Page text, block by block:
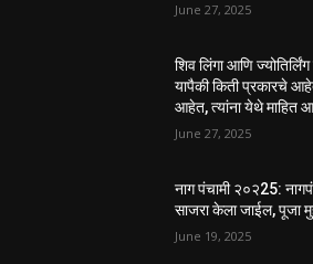
June 27, 2025
शिव लिंगा आणि
यापैकी किती प्रकारचे
आहेत, त्यांना येथे माहित
June 27, 2025
नाग पंचामी २०२25:
साजरा केला जाईल, पूजा
June 19, 2025